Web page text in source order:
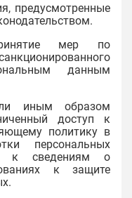
предусмотренные
мер по
данным
иным образом
доступ к
политику в
персональных
к сведениям о
к защите